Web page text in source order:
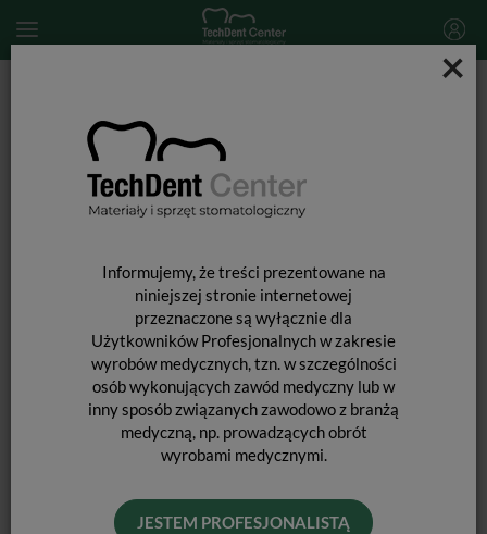
×
Informujemy, że treści prezentowane na
niniejszej stronie internetowej
przeznaczone są wyłącznie dla
Użytkowników Profesjonalnych w zakresie
wyrobów medycznych, tzn. w szczególności
osób wykonujących zawód medyczny lub w
inny sposób związanych zawodowo z branżą
medyczną, np. prowadzących obrót
wyrobami medycznymi.
JESTEM PROFESJONALISTĄ
MATERIAŁY WYPEŁNIENIOWE ŚWIATŁOUTWARDZALNE
Charisma E4SY Simplicity Kit